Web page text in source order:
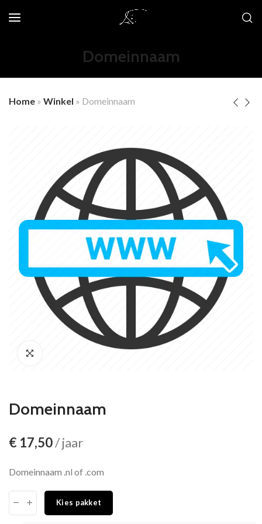
Domeinnaam
Home » Winkel » Domeinnaam
Domeinnaam
€ 17,50/ jaar
Domeinnaam .nl of .com
Kies pakket